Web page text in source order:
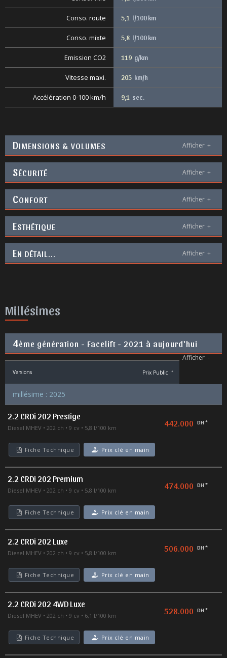
Conso. route 5,1 l/100 km
Conso. mixte 5,8 l/100 km
Emission CO2 119 g/km
Vitesse maxi. 205 km/h
Accélération 0-100 km/h 9,1 sec.
DIMENSIONS & VOLUMES Afficher +
SÉCURITÉ Afficher +
CONFORT Afficher +
ESTHÉTIQUE Afficher +
EN DÉTAIL... Afficher +
Millésimes
4ème génération - Facelift - 2021 à aujourd'hui
Afficher -
Versions Prix Public *
millésime : 2025
2.2 CRDi 202 Prestige
Diesel MHEV 202 ch 9 cv 5,8 l/100 km 442.000 DH *
Fiche Technique Prix clé en main
2.2 CRDi 202 Premium
Diesel MHEV 202 ch 9 cv 5,8 l/100 km 474.000 DH *
Fiche Technique Prix clé en main
2.2 CRDi 202 Luxe
Diesel MHEV 202 ch 9 cv 5,8 l/100 km 506.000 DH *
Fiche Technique Prix clé en main
2.2 CRDi 202 4WD Luxe
Diesel MHEV 202 ch 9 cv 6,1 l/100 km 528.000 DH *
Fiche Technique Prix clé en main